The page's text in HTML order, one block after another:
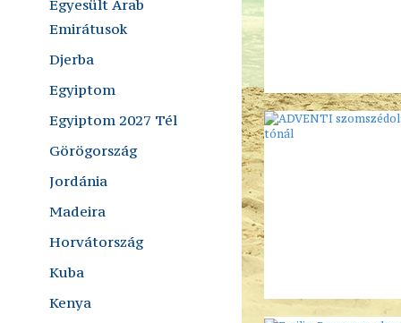
Egyesült Arab
Emirátusok
Djerba
Egyiptom
Egyiptom 2027 Tél
Görögország
Jordánia
Madeira
Horvátország
Kuba
Kenya